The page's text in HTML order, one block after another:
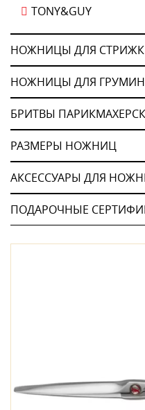
TONY&GUY
НОЖНИЦЫ ДЛЯ
НОЖНИЦЫ ДЛЯ
БРИТВЫ
РАЗМЕРЫ НОЖНИЦ
АКСЕССУАРЫ ДЛЯ
ПОДАРОЧНЫЕ